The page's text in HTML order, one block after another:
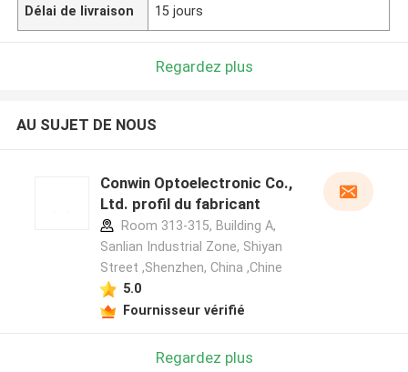
Délai de livraison 15 jours
Regardez plus
AU SUJET DE NOUS
Conwin Optoelectronic Co.,
Ltd. profil du fabricant
Room 313-315, Building A,
Sanlian Industrial Zone, Shiyan
Street ,Shenzhen, China ,Chine
5.0
Fournisseur vérifié
Regardez plus